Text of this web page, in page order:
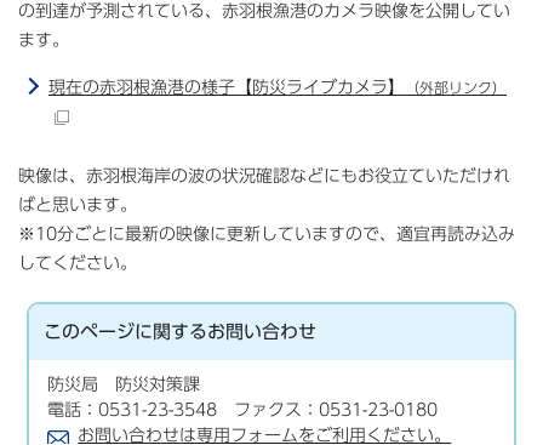
の到達が予測されている、赤羽根漁港のカメラ映像を公開してい
ます。
現在の赤羽根漁港の様子【防災ライブカメラ】 （外部リンク）
映像は、赤羽根海岸の波の状況確認などにもお役立ていただけれ
ばと思います。
※10分ごとに最新の映像に更新していますので、適宜再読み込み
してください。
このページに関するお問い合わせ
防災局 防災対策課
電話：0531-23-3548 ファクス：0531-23-0180
お問い合わせは専用フォームをご利用ください。